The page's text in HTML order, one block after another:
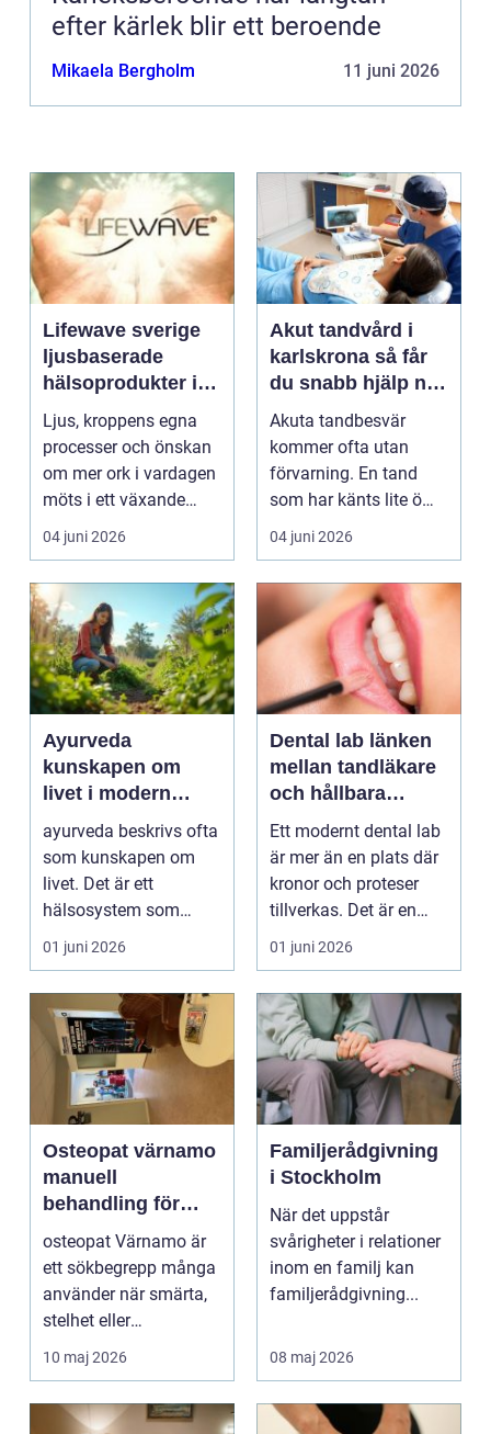
efter kärlek blir ett beroende
Mikaela Bergholm 11 juni 2026
Lifewave sverige
ljusbaserade
hälsoprodukter i
fokus
Ljus, kroppens egna
processer och önskan
om mer ork i vardagen
möts i ett växande
intresse för fotot...
04 juni 2026
Akut tandvård i
karlskrona så får
du snabb hjälp när
tanden krisar
Akuta tandbesvär
kommer ofta utan
förvarning. En tand
som har känts lite öm
kan plötsligt göra så
on...
04 juni 2026
Ayurveda
kunskapen om
livet i modern
vardag
ayurveda beskrivs ofta
som kunskapen om
livet. Det är ett
hälsosystem som
betonar balans, helhet
och...
01 juni 2026
Dental lab länken
mellan tandläkare
och hållbara
leenden
Ett modernt dental lab
är mer än en plats där
kronor och proteser
tillverkas. Det är en
teknisk och ...
01 juni 2026
Osteopat värnamo
manuell
behandling för
minskad smärta
och Ökad rörlighet
osteopat Värnamo är
ett sökbegrepp många
använder när smärta,
stelhet eller
återkommande värk
börjar...
10 maj 2026
Familjerådgivning
i Stockholm
När det uppstår
svårigheter i relationer
inom en familj kan
familjerådgivning...
08 maj 2026